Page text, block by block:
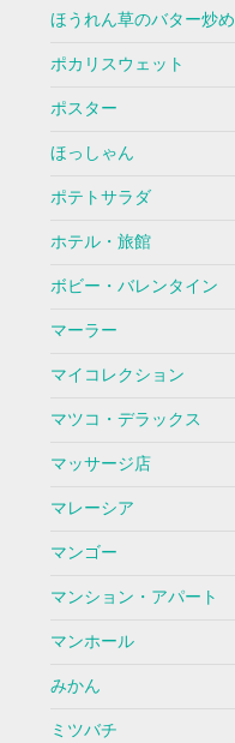
ほうれん草のバター炒め
ポカリスウェット
ポスター
ほっしゃん
ポテトサラダ
ホテル・旅館
ボビー・バレンタイン
マーラー
マイコレクション
マツコ・デラックス
マッサージ店
マレーシア
マンゴー
マンション・アパート
マンホール
みかん
ミツバチ